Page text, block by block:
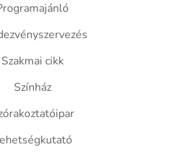
Szakmai cikk
Színház